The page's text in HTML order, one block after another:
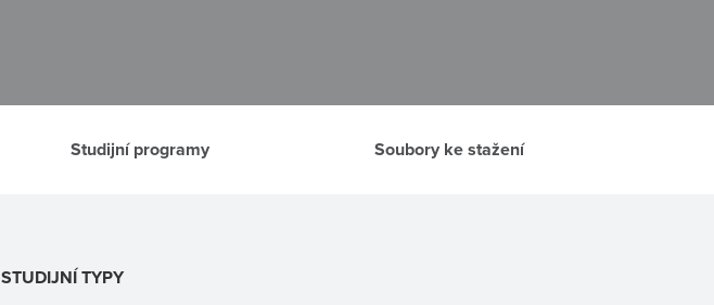
Studijní programy Soubory ke stažení
STUDIJNÍ TYPY